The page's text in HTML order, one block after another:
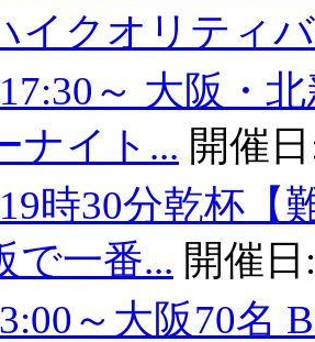
イクオリティ
～ 大阪・
ナイト... 開催
時30分乾杯【
で一番... 開催
～大阪70名